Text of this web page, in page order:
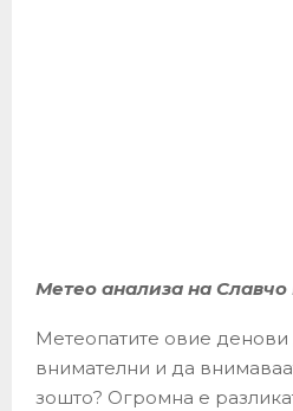
Метео анализа на
Метеопатите овие денови
внимателни и да
зошто? Огромна е